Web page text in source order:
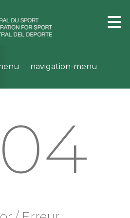
navigation-menu